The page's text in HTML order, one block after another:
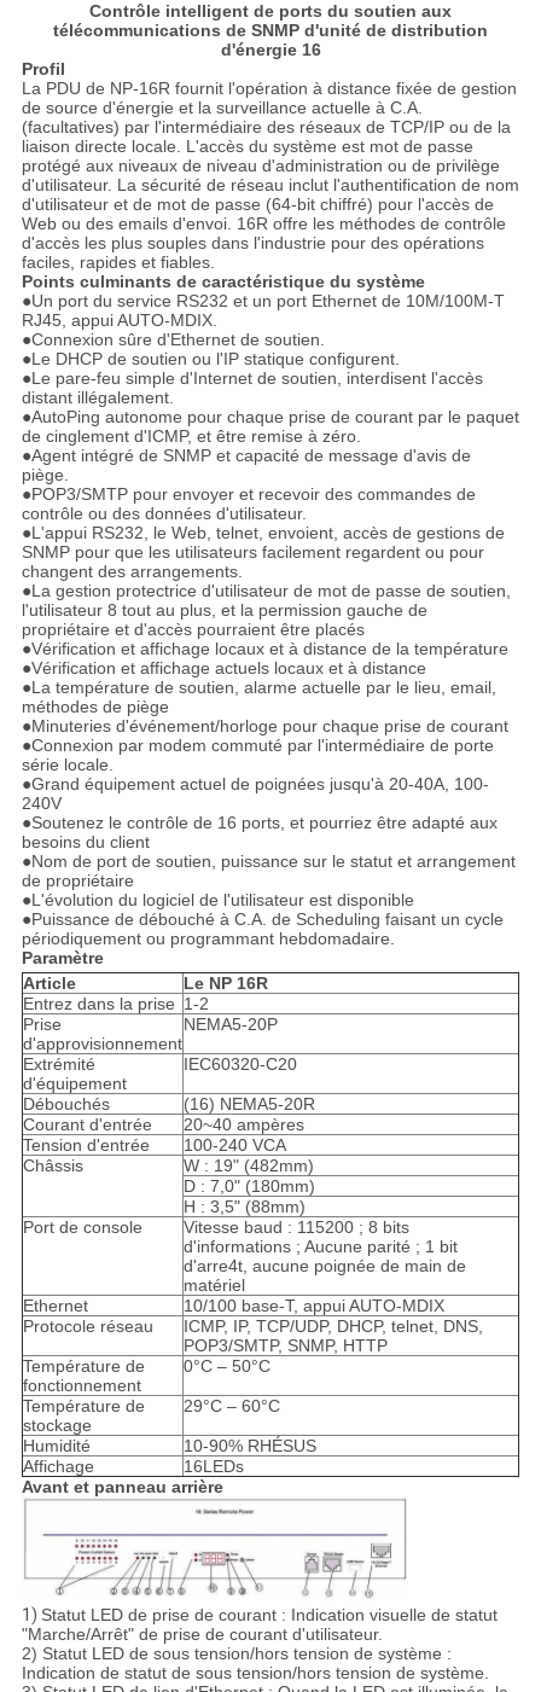
Contrôle intelligent de ports du soutien aux
télécommunications de SNMP d'unité de distribution
d'énergie 16
Profil
La PDU de NP-16R fournit l'opération à distance fixée de gestion
de source d'énergie et la surveillance actuelle à C.A.
(facultatives) par l'intermédiaire des réseaux de TCP/IP ou de la
liaison directe locale. L'accès du système est mot de passe
protégé aux niveaux de niveau d'administration ou de privilège
d'utilisateur. La sécurité de réseau inclut l'authentification de nom
d'utilisateur et de mot de passe (64-bit chiffré) pour l'accès de
Web ou des emails d'envoi. 16R offre les méthodes de contrôle
d'accès les plus souples dans l'industrie pour des opérations
faciles, rapides et fiables.
Points culminants de caractéristique du système
●Un port du service RS232 et un port Ethernet de 10M/100M-T
RJ45, appui AUTO-MDIX.
●Connexion sûre d'Ethernet de soutien.
●Le DHCP de soutien ou l'IP statique configurent.
●Le pare-feu simple d'Internet de soutien, interdisent l'accès
distant illégalement.
●AutoPing autonome pour chaque prise de courant par le paquet
de cinglement d'ICMP, et être remise à zéro.
●Agent intégré de SNMP et capacité de message d'avis de
piège.
●POP3/SMTP pour envoyer et recevoir des commandes de
contrôle ou des données d'utilisateur.
●L'appui RS232, le Web, telnet, envoient, accès de gestions de
SNMP pour que les utilisateurs facilement regardent ou pour
changent des arrangements.
●La gestion protectrice d'utilisateur de mot de passe de soutien,
l'utilisateur 8 tout au plus, et la permission gauche de
propriétaire et d'accès pourraient être placés
●Vérification et affichage locaux et à distance de la température
●Vérification et affichage actuels locaux et à distance
●La température de soutien, alarme actuelle par le lieu, email,
méthodes de piège
●Minuteries d'événement/horloge pour chaque prise de courant
●Connexion par modem commuté par l'intermédiaire de porte
série locale.
●Grand équipement actuel de poignées jusqu'à 20-40A, 100-
240V
●Soutenez le contrôle de 16 ports, et pourriez être adapté aux
besoins du client
●Nom de port de soutien, puissance sur le statut et arrangement
de propriétaire
●L'évolution du logiciel de l'utilisateur est disponible
●Puissance de débouché à C.A. de Scheduling faisant un cycle
périodiquement ou programmant hebdomadaire.
Paramètre
Article
Le NP 16R
Entrez dans la prise 1-2
Prise
d'approvisionnement
NEMA5-20P
Extrémité
d'équipement
IEC60320-C20
Débouchés
(16) NEMA5-20R
Courant d'entrée
20~40 ampères
Tension d'entrée
100-240 VCA
Châssis
W : 19" (482mm)
D : 7,0" (180mm)
H : 3,5" (88mm)
Port de console
Vitesse baud : 115200 ; 8 bits
d'informations ; Aucune parité ; 1 bit
d'arre4t, aucune poignée de main de
matériel
Ethernet
10/100 base-T, appui AUTO-MDIX
Protocole réseau
ICMP, IP, TCP/UDP, DHCP, telnet, DNS,
POP3/SMTP, SNMP, HTTP
Température de
fonctionnement
0°C – 50°C
Température de
stockage
29°C – 60°C
Humidité
10-90% RHÉSUS
Affichage
16LEDs
Avant et panneau arrière
1) Statut LED de prise de courant : Indication visuelle de statut
"Marche/Arrêt" de prise de courant d'utilisateur.
2) Statut LED de sous tension/hors tension de système :
Indication de statut de sous tension/hors tension de système.